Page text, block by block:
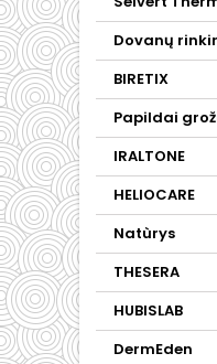
Dovanų
BIRETIX
Papildai
IRALTONE
HELIOCARE
Natùrys
THESERA
HUBISLAB
DermEden